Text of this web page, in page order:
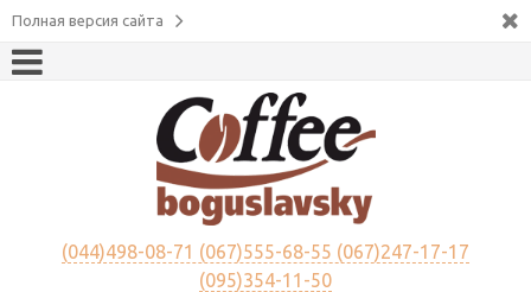
Полная версия сайта
(044)498-08-71 (067)555-68-55 (067)247-17-17
(095)354-11-50